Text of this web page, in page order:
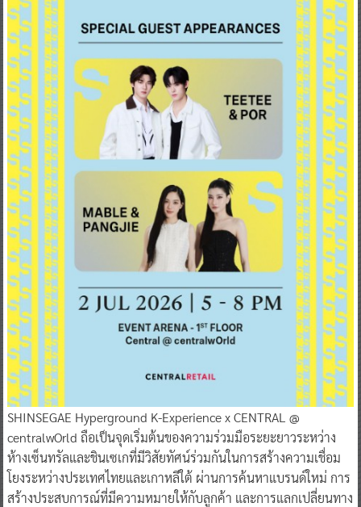
SHINSEGAE Hyperground K-Experience x CENTRAL @
centralwOrld ถือเป็นจุดเริ่มต้นของความร่วมมือระยะยาวระหว่าง
ห้างเซ็นทรัลและชินเซเกที่มีวิสัยทัศน์ร่วมกันในการสร้างความเชื่อม
โยงระหว่างประเทศไทยและเกาหลีใต้ ผ่านการค้นหาแบรนด์ใหม่ การ
สร้างประสบการณ์ที่มีความหมายให้กับลูกค้า และการแลกเปลี่ยนทาง